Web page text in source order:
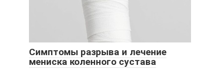
Симптомы разрыва и лечение
мениска коленного сустава